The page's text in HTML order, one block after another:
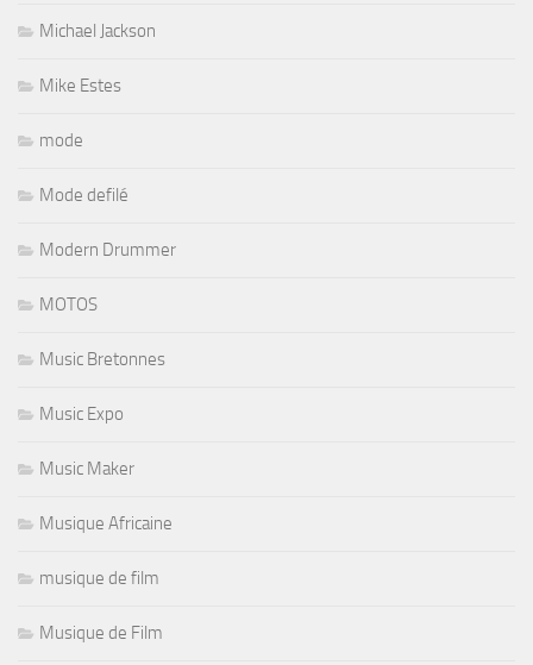
Michael Jackson
Mike Estes
mode
Mode defilé
Modern Drummer
MOTOS
Music Bretonnes
Music Expo
Music Maker
Musique Africaine
musique de film
Musique de Film